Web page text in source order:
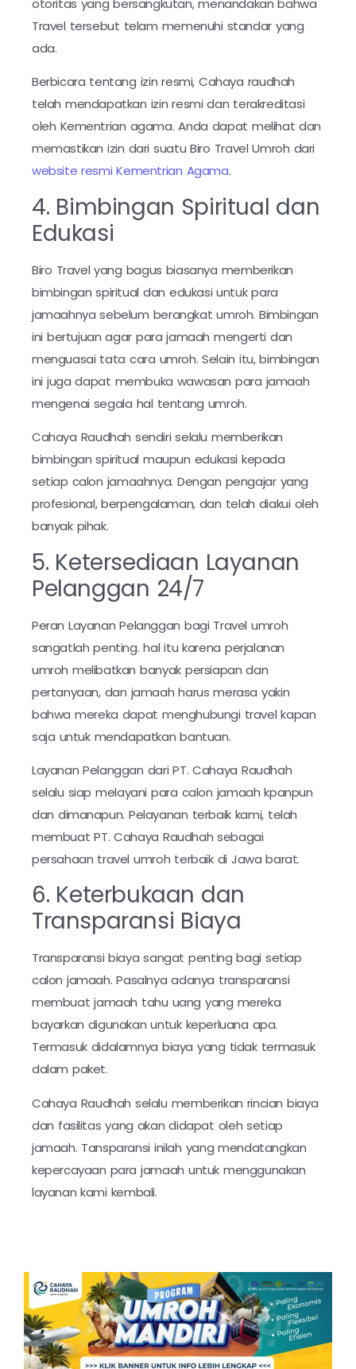
otoritas yang bersangkutan, menandakan bahwa
Travel tersebut telam memenuhi standar yang
ada.
Berbicara tentang izin resmi, Cahaya raudhah
telah mendapatkan izin resmi dan terakreditasi
oleh Kementrian agama. Anda dapat melihat dan
memastikan izin dari suatu Biro Travel Umroh dari
website resmi Kementrian Agama.
4. Bimbingan Spiritual dan
Edukasi
Biro Travel yang bagus biasanya memberikan
bimbingan spiritual dan edukasi untuk para
jamaahnya sebelum berangkat umroh. Bimbingan
ini bertujuan agar para jamaah mengerti dan
menguasai tata cara umroh. Selain itu, bimbingan
ini juga dapat membuka wawasan para jamaah
mengenai segala hal tentang umroh.
Cahaya Raudhah sendiri selalu memberikan
bimbingan spiritual maupun edukasi kepada
setiap calon jamaahnya. Dengan pengajar yang
profesional, berpengalaman, dan telah diakui oleh
banyak pihak.
5. Ketersediaan Layanan
Pelanggan 24/7
Peran Layanan Pelanggan bagi Travel umroh
sangatlah penting. hal itu karena perjalanan
umroh melibatkan banyak persiapan dan
pertanyaan, dan jamaah harus merasa yakin
bahwa mereka dapat menghubungi travel kapan
saja untuk mendapatkan bantuan.
Layanan Pelanggan dari PT. Cahaya Raudhah
selalu siap melayani para calon jamaah kpanpun
dan dimanapun. Pelayanan terbaik kami, telah
membuat PT. Cahaya Raudhah sebagai
persahaan travel umroh terbaik di Jawa barat.
6. Keterbukaan dan
Transparansi Biaya
Transparansi biaya sangat penting bagi setiap
calon jamaah. Pasalnya adanya transparansi
membuat jamaah tahu uang yang mereka
bayarkan digunakan untuk keperluana apa.
Termasuk didalamnya biaya yang tidak termasuk
dalam paket.
Cahaya Raudhah selalu memberikan rincian biaya
dan fasilitas yang akan didapat oleh setiap
jamaah. Tansparansi inilah yang mendatangkan
kepercayaan para jamaah untuk menggunakan
layanan kami kembali.